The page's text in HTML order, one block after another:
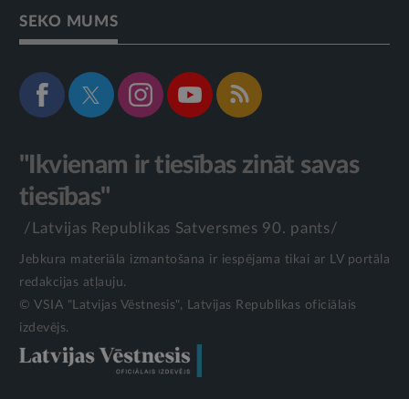
SEKO MUMS
"Ikvienam ir tiesības zināt savas
tiesības"
/Latvijas Republikas Satversmes 90. pants/
Jebkura materiāla izmantošana ir iespējama tikai ar LV portāla
redakcijas atļauju.
© VSIA "Latvijas Vēstnesis", Latvijas Republikas oficiālais
izdevējs.